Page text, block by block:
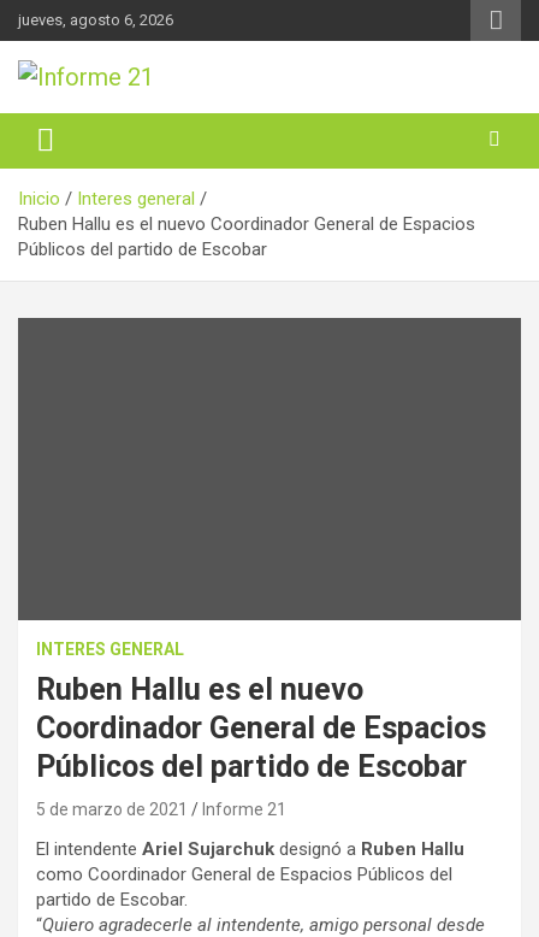
Saltar
al
contenido
jueves, agosto 6, 2026
Informe 21
Inicio
Interes general
Ruben Hallu es el nuevo Coordinador General de Espacios
Públicos del partido de Escobar
INTERES GENERAL
Ruben Hallu es el nuevo
Coordinador General de Espacios
Públicos del partido de Escobar
5 de marzo de 2021 Informe 21
El intendente Ariel Sujarchuk designó a Ruben Hallu
como Coordinador General de Espacios Públicos del
partido de Escobar.
“Quiero agradecerle al intendente, amigo personal desde